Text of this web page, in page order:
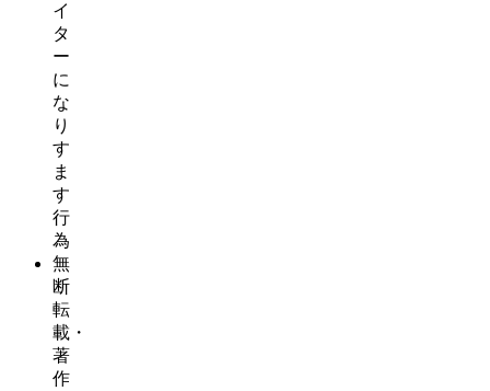
イ
タ
ー
に
な
り
す
ま
す
行
為
無
断
転
載・
著
作